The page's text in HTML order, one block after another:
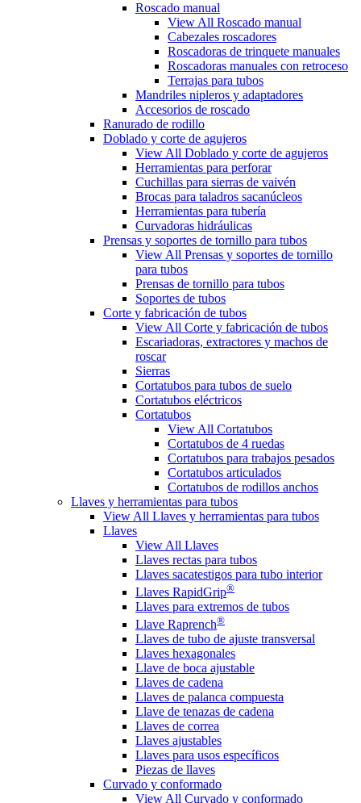
Roscado manual
View All Roscado manual
Cabezales roscadores
Roscadoras de trinquete manuales
Roscadoras manuales con retroceso
Terrajas para tubos
Mandriles nipleros y adaptadores
Accesorios de roscado
Ranurado de rodillo
Doblado y corte de agujeros
View All Doblado y corte de agujeros
Herramientas para perforar
Cuchillas para sierras de vaivén
Brocas para taladros sacanúcleos
Herramientas para tubería
Curvadoras hidráulicas
Prensas y soportes de tornillo para tubos
View All Prensas y soportes de tornillo
para tubos
Prensas de tornillo para tubos
Soportes de tubos
Corte y fabricación de tubos
View All Corte y fabricación de tubos
Escariadoras, extractores y machos de
roscar
Sierras
Cortatubos para tubos de suelo
Cortatubos eléctricos
Cortatubos
View All Cortatubos
Cortatubos de 4 ruedas
Cortatubos para trabajos pesados
Cortatubos articulados
Cortatubos de rodillos anchos
Llaves y herramientas para tubos
View All Llaves y herramientas para tubos
Llaves
View All Llaves
Llaves rectas para tubos
Llaves sacatestigos para tubo interior
Llaves RapidGrip®
Llaves para extremos de tubos
Llave Raprench®
Llaves de tubo de ajuste transversal
Llaves hexagonales
Llave de boca ajustable
Llaves de cadena
Llaves de palanca compuesta
Llave de tenazas de cadena
Llaves de correa
Llaves ajustables
Llaves para usos específicos
Piezas de llaves
Curvado y conformado
View All Curvado y conformado